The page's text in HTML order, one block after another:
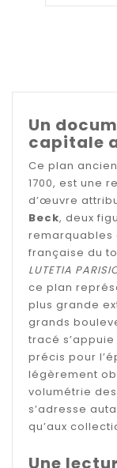
Un
capitale
Ce plan
1700, est une
d’œuvre
Beck, deux
remarquables
française du
LUTETIA
ce plan
plus grande
grands
tracé
précis pour
légèrement
volumétrie
s’adresse
qu’aux
Une